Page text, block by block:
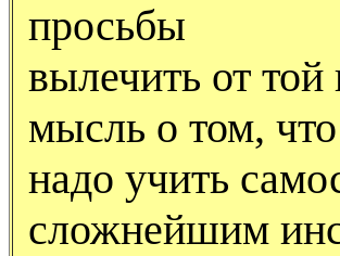
просьбы
вылечить от
мысль о том,
надо учить
сложнейшим